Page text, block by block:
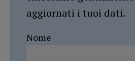
aggiornati i tuoi dati.
Nome